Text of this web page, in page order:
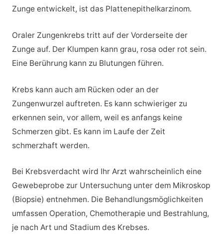
Zunge entwickelt, ist das Plattenepithelkarzinom.
Oraler Zungenkrebs tritt auf der Vorderseite der
Zunge auf. Der Klumpen kann grau, rosa oder rot sein.
Eine Berührung kann zu Blutungen führen.
Krebs kann auch am Rücken oder an der
Zungenwurzel auftreten. Es kann schwieriger zu
erkennen sein, vor allem, weil es anfangs keine
Schmerzen gibt. Es kann im Laufe der Zeit
schmerzhaft werden.
Bei Krebsverdacht wird Ihr Arzt wahrscheinlich eine
Gewebeprobe zur Untersuchung unter dem Mikroskop
(Biopsie) entnehmen. Die Behandlungsmöglichkeiten
umfassen Operation, Chemotherapie und Bestrahlung,
je nach Art und Stadium des Krebses.